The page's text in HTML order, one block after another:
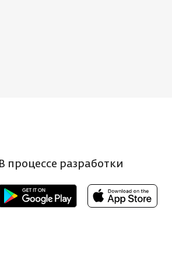
В процессе разработки